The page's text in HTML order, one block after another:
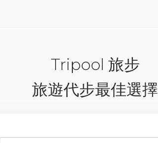
Tripool 旅步
旅遊代步最佳選擇